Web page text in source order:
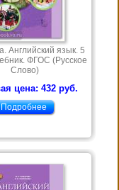
Английский язык. 5
ФГОС (Русское
Слово)
цена: 432 руб.
Подробнее